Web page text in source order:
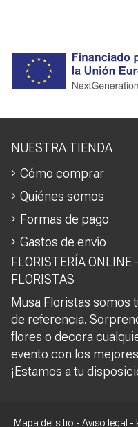
FLORISTERÍA ONLINE
FLORISTAS
Musa Floristas somos
de referencia.
flores o decora
evento con los
¡Estamos a tu
NUESTRA TIENDA
Cómo comprar
Quiénes somos
Formas de pago
Gastos de envío
Mapa del sitio - Aviso legal -